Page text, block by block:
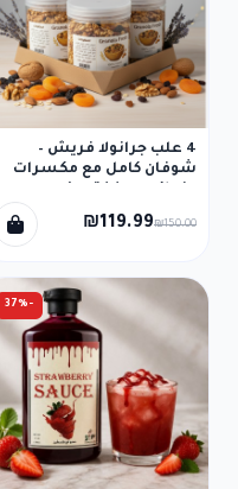
4 علب جرانولا فريش –
شوفان كامل مع مكسرات
عسل، وجبة صحية مشبعة
تمنح طاقة متواصلة، وبديل
₪119.99₪150.00
-37%